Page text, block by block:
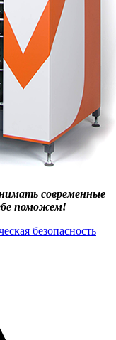
современные
поможем!
безопасность